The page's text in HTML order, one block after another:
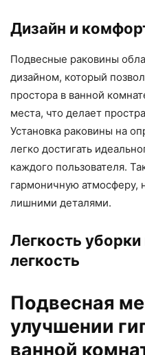
Дизайн и
Подвесные раковины
дизайном, который
простора в ванной
места, что делает
Установка раковины на
легко достигать
каждого пользователя.
гармоничную атмосферу,
лишними деталями.
Легкость уборки
легкость
Подвесная
улучшении
ванной